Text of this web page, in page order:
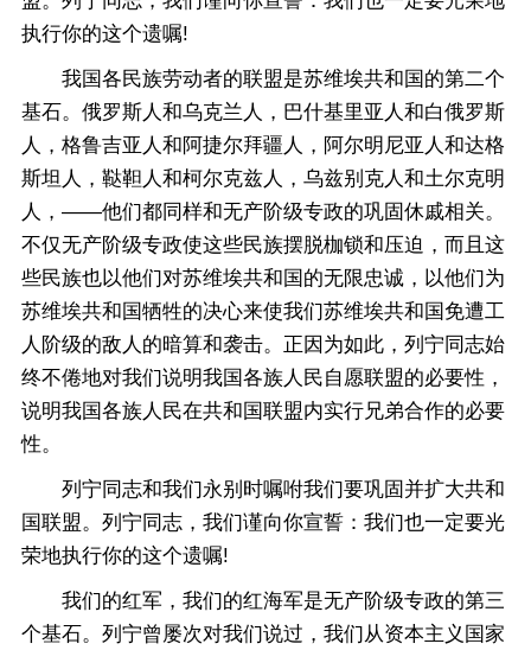
执行你的这个遗嘱!
我国各民族劳动者的联盟是苏维埃共和国的第二个
基石。俄罗斯人和乌克兰人，巴什基里亚人和白俄罗斯
人，格鲁吉亚人和阿捷尔拜疆人，阿尔明尼亚人和达格
斯坦人，鞑靼人和柯尔克兹人，乌兹别克人和土尔克明
人，——他们都同样和无产阶级专政的巩固休戚相关。
不仅无产阶级专政使这些民族摆脱枷锁和压迫，而且这
些民族也以他们对苏维埃共和国的无限忠诚，以他们为
苏维埃共和国牺牲的决心来使我们苏维埃共和国免遭工
人阶级的敌人的暗算和袭击。正因为如此，列宁同志始
终不倦地对我们说明我国各族人民自愿联盟的必要性，
说明我国各族人民在共和国联盟内实行兄弟合作的必要
性。
列宁同志和我们永别时嘱咐我们要巩固并扩大共和
国联盟。列宁同志，我们谨向你宣誓：我们也一定要光
荣地执行你的这个遗嘱!
我们的红军，我们的红海军是无产阶级专政的第三
个基石。列宁曾屡次对我们说过，我们从资本主义国家